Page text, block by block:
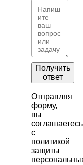
Получить
ответ
Отправляя
форму,
вы
соглашаетесь
с
политикой
защиты